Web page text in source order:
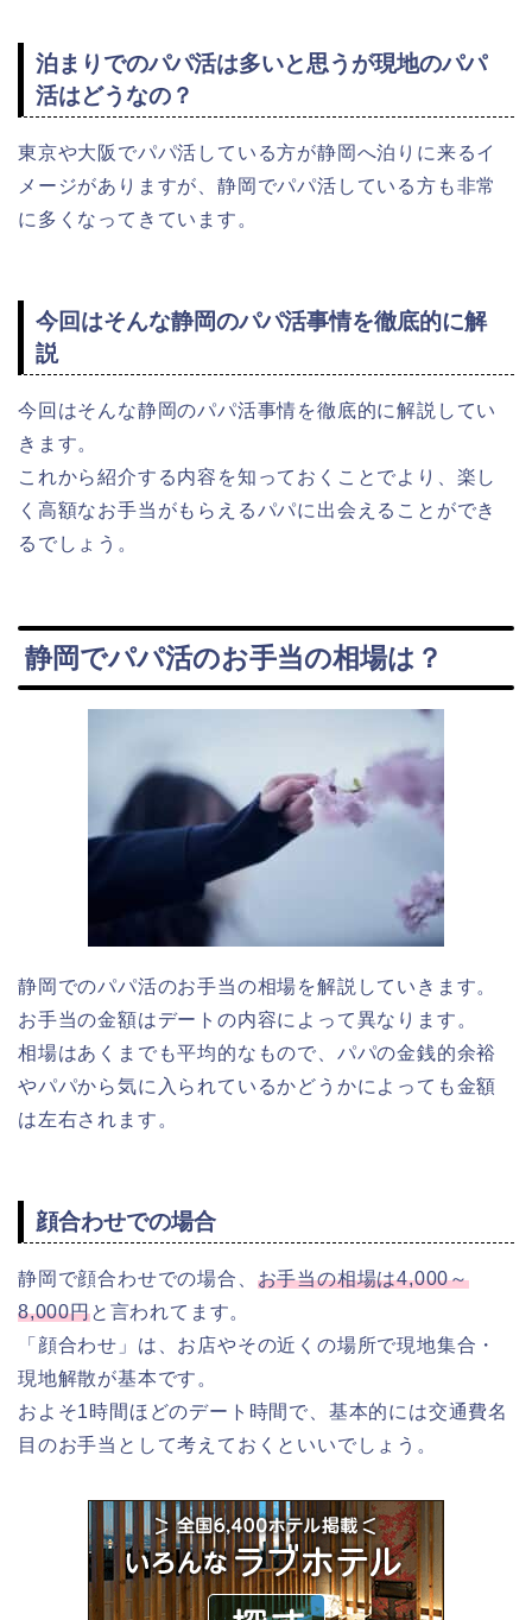
泊まりでのパパ活は多いと思うが現地のパパ
活はどうなの？
東京や大阪でパパ活している方が静岡へ泊りに来るイ
メージがありますが、静岡でパパ活している方も非常
に多くなってきています。
今回はそんな静岡のパパ活事情を徹底的に解
説
今回はそんな静岡のパパ活事情を徹底的に解説してい
きます。
これから紹介する内容を知っておくことでより、楽し
く高額なお手当がもらえるパパに出会えることができ
るでしょう。
静岡でパパ活のお手当の相場は？
静岡でのパパ活のお手当の相場を解説していきます。
お手当の金額はデートの内容によって異なります。
相場はあくまでも平均的なもので、パパの金銭的余裕
やパパから気に入られているかどうかによっても金額
は左右されます。
顔合わせでの場合
静岡で顔合わせでの場合、 お手当の相場は4,000～
8,000円と言われてます。
「顔合わせ」は、お店やその近くの場所で現地集合・
現地解散が基本です。
およそ1時間ほどのデート時間で、基本的には交通費名
目のお手当として考えておくといいでしょう。